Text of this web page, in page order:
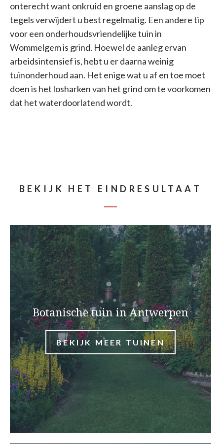
onterecht want onkruid en groene aanslag op de
tegels verwijdert u best regelmatig. Een andere tip
voor een onderhoudsvriendelijke tuin in
Wommelgem is grind. Hoewel de aanleg ervan
arbeidsintensief is, hebt u er daarna weinig
tuinonderhoud aan. Het enige wat u af en toe moet
doen is het losharken van het grind om te voorkomen
dat het waterdoorlatend wordt.
BEKIJK HET EINDRESULTAAT
Botanische tuin in Antwerpen
BEKIJK MEER TUINEN